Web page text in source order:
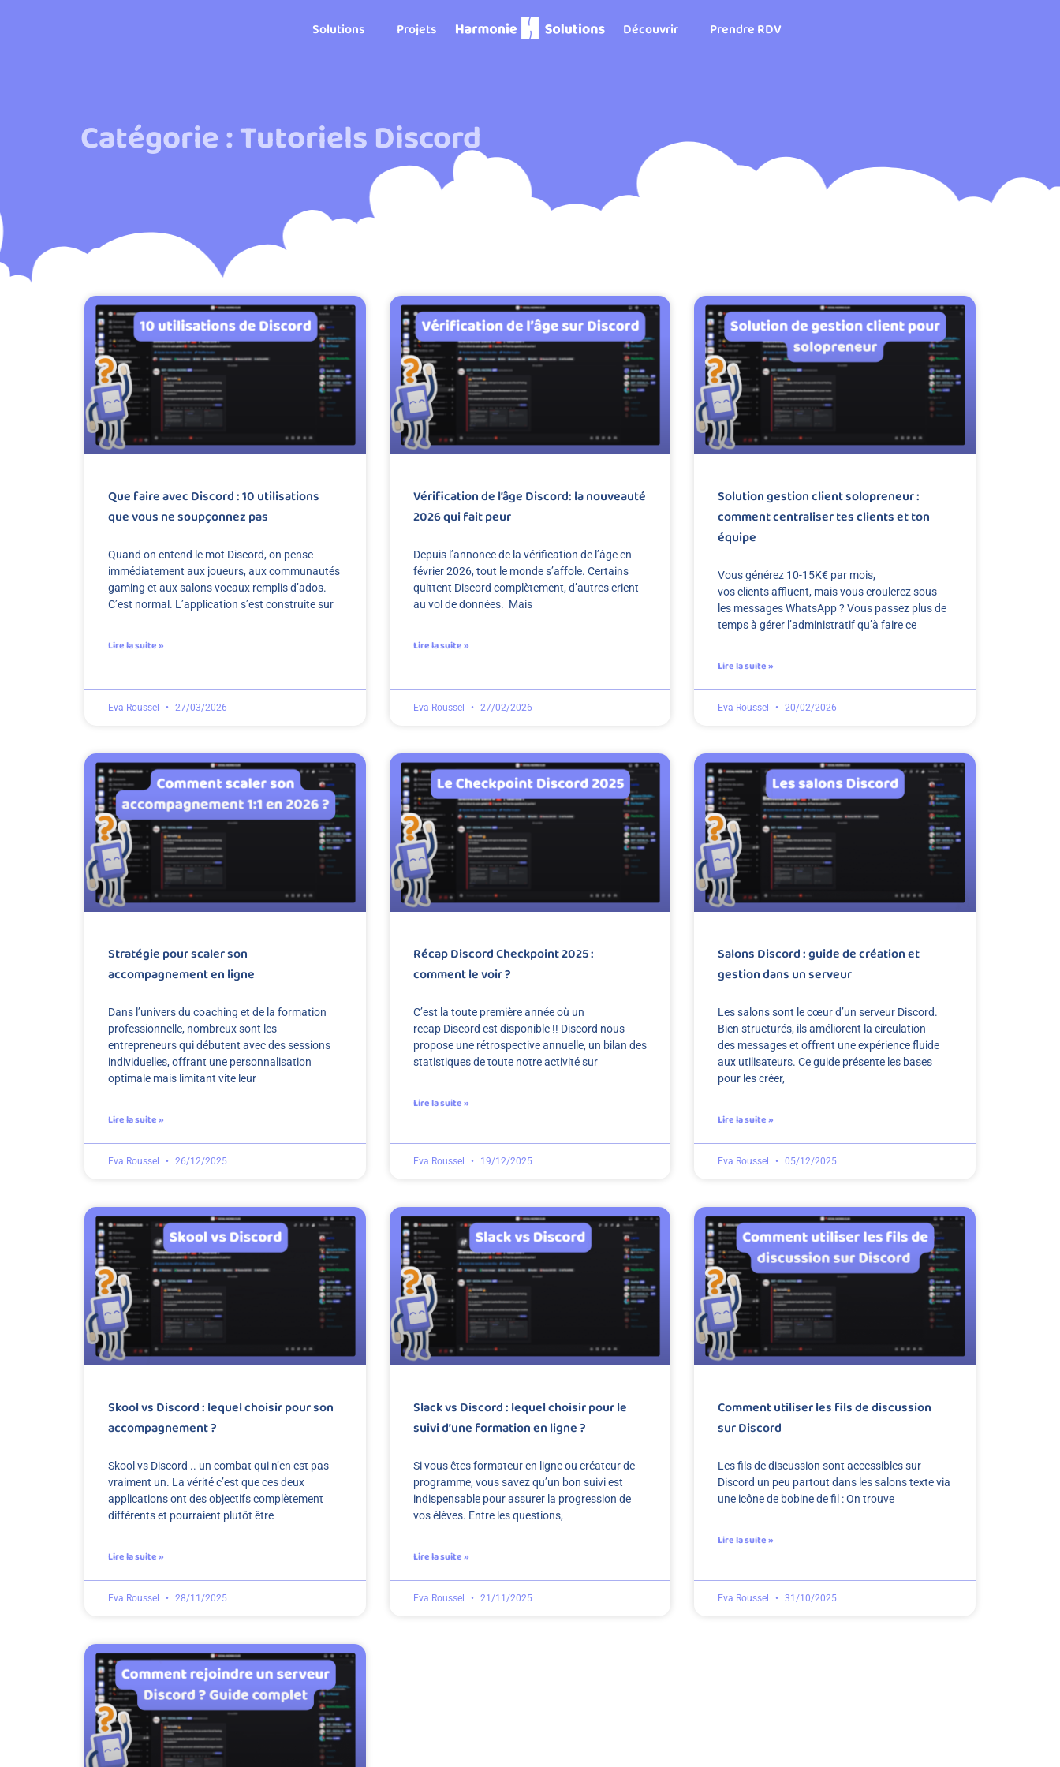
Solutions Projets Découvrir Prendre RDV
Catégorie : Tutoriels Discord
Que faire avec Discord : 10 utilisations
que vous ne soupçonnez pas
Quand on entend le mot Discord, on pense
immédiatement aux joueurs, aux communautés
gaming et aux salons vocaux remplis d’ados.
C’est normal. L’application s’est construite sur
Lire la suite »
Eva Roussel 27/03/2026
Vérification de l’âge Discord: la nouveauté
2026 qui fait peur
Depuis l’annonce de la vérification de l’âge en
février 2026, tout le monde s’affole. Certains
quittent Discord complètement, d’autres crient
au vol de données. Mais
Lire la suite »
Eva Roussel 27/02/2026
Solution gestion client solopreneur :
comment centraliser tes clients et ton
équipe
Vous générez 10-15K€ par mois,
vos clients affluent, mais vous croulerez sous
les messages WhatsApp ? Vous passez plus de
temps à gérer l’administratif qu’à faire ce
Lire la suite »
Eva Roussel 20/02/2026
Stratégie pour scaler son
accompagnement en ligne
Dans l’univers du coaching et de la formation
professionnelle, nombreux sont les
entrepreneurs qui débutent avec des sessions
individuelles, offrant une personnalisation
optimale mais limitant vite leur
Lire la suite »
Eva Roussel 26/12/2025
Récap Discord Checkpoint 2025 :
comment le voir ?
C’est la toute première année où un
recap Discord est disponible !! Discord nous
propose une rétrospective annuelle, un bilan des
statistiques de toute notre activité sur
Lire la suite »
Eva Roussel 19/12/2025
Salons Discord : guide de création et
gestion dans un serveur
Les salons sont le cœur d’un serveur Discord.
Bien structurés, ils améliorent la circulation
des messages et offrent une expérience fluide
aux utilisateurs. Ce guide présente les bases
pour les créer,
Lire la suite »
Eva Roussel 05/12/2025
Skool vs Discord : lequel choisir pour son
accompagnement ?
Skool vs Discord .. un combat qui n’en est pas
vraiment un. La vérité c’est que ces deux
applications ont des objectifs complètement
différents et pourraient plutôt être
Lire la suite »
Eva Roussel 28/11/2025
Slack vs Discord : lequel choisir pour le
suivi d’une formation en ligne ?
Si vous êtes formateur en ligne ou créateur de
programme, vous savez qu’un bon suivi est
indispensable pour assurer la progression de
vos élèves. Entre les questions,
Lire la suite »
Eva Roussel 21/11/2025
Comment utiliser les fils de discussion
sur Discord
Les fils de discussion sont accessibles sur
Discord un peu partout dans les salons texte via
une icône de bobine de fil : On trouve
Lire la suite »
Eva Roussel 31/10/2025